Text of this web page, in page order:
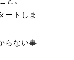
ートしま
らない事